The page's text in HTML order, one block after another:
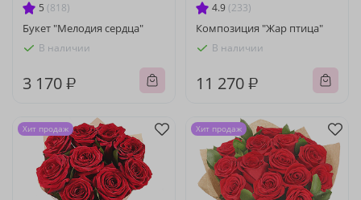
5 (818)
Букет "Мелодия сердца"
В наличии
3 170 ₽
4.9 (233)
Композиция "Жар птица"
В наличии
11 270 ₽
Хит продаж Хит продаж